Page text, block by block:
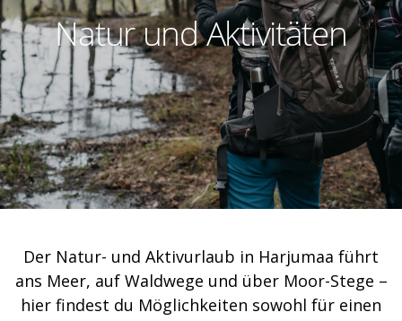
Natur und Aktivitäten
Der Natur- und Aktivurlaub in Harjumaa führt
ans Meer, auf Waldwege und über Moor-Stege –
hier findest du Möglichkeiten sowohl für einen